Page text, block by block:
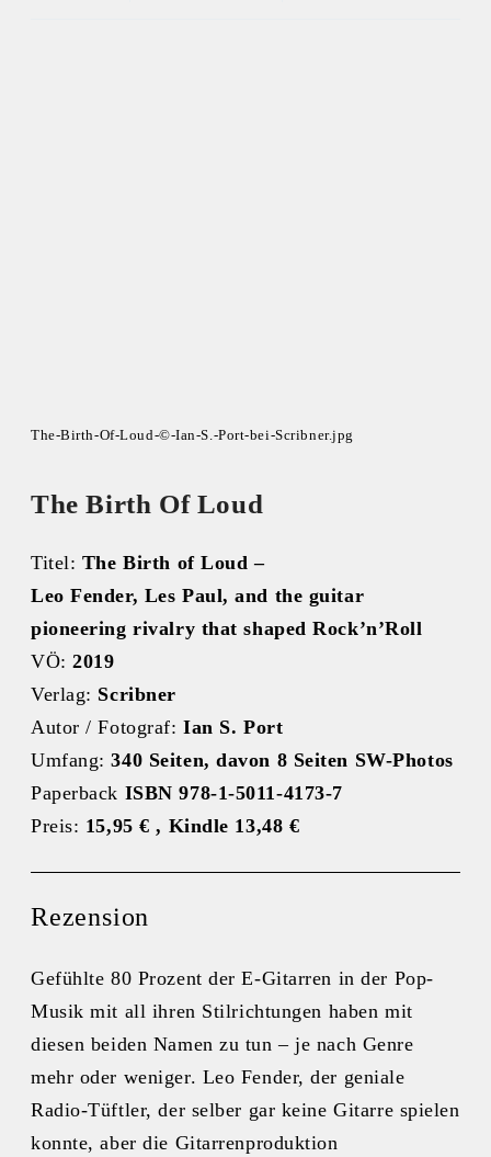
The-Birth-Of-Loud-©-Ian-S.-Port-bei-Scribner.jpg
The Birth Of Loud
Titel: The Birth of Loud –
Leo Fender, Les Paul, and the guitar
pioneering rivalry that shaped Rock’n’Roll
VÖ:2019
Verlag: Scribner
Autor / Fotograf:Ian S. Port
Umfang:340 Seiten, davon 8 Seiten SW-Photos
Paperback ISBN 978-1-5011-4173-7
Preis: 15,95 € , Kindle 13,48 €
Rezension
Gefühlte 80 Prozent der E-Gitarren in der Pop-
Musik mit all ihren Stilrichtungen haben mit
diesen beiden Namen zu tun – je nach Genre
mehr oder weniger. Leo Fender, der geniale
Radio-Tüftler, der selber gar keine Gitarre spielen
konnte, aber die Gitarrenproduktion